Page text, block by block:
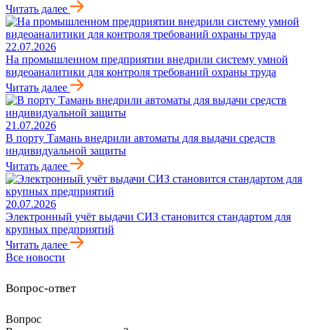
Читать далее
22.07.2026
На промышленном предприятии внедрили систему умной
видеоаналитики для контроля требований охраны труда
Читать далее
21.07.2026
В порту Тамань внедрили автоматы для выдачи средств
индивидуальной защиты
Читать далее
20.07.2026
Электронный учёт выдачи СИЗ становится стандартом для
крупных предприятий
Читать далее
Все новости
Вопрос-ответ
Вопрос